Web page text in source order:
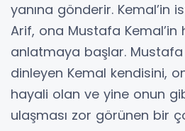
yanına gönderir. Kemal’in
Arif, ona Mustafa Kemal’in
anlatmaya başlar. Mustafa
dinleyen Kemal kendisini,
hayali olan ve yine onun
ulaşması zor görünen bir